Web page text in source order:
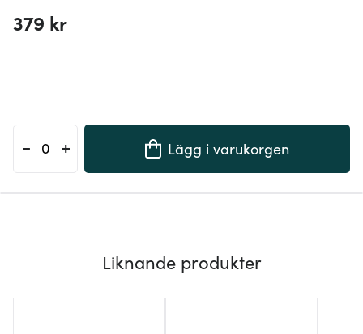
379 kr
- + Lägg i varukorgen
Liknande produkter